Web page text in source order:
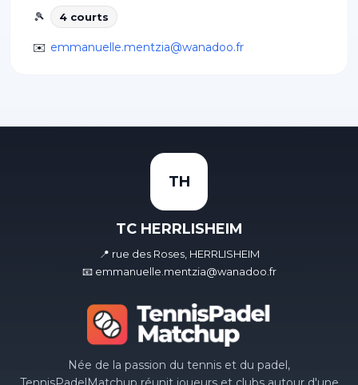
🎾 4 courts
✉️ emmanuelle.mentzia@wanadoo.fr
TH
TC HERRLISHEIM
📍 rue des Roses, HERRLISHEIM
📧 emmanuelle.mentzia@wanadoo.fr
Née de la passion du tennis et du padel,